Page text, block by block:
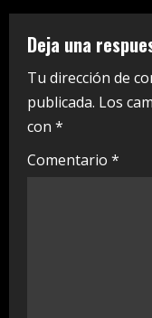
e
R
e
a
d
Deja una
Tu dirección de
publicada. Los
con *
Comentario *